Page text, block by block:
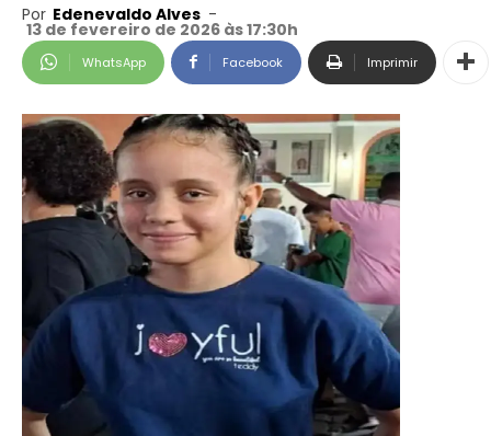
Por Edenevaldo Alves -
13 de fevereiro de 2026 às 17:30h
WhatsApp Facebook Imprimir